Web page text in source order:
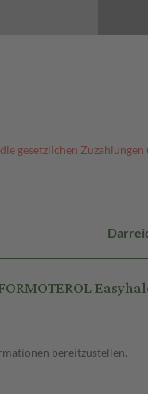
gesetzlichen
bereitzustellen.